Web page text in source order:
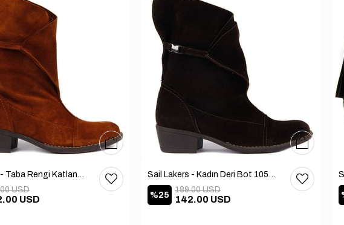
Sail Lakers - Taba Rengi Katlanabilir Kadın Deri Bot 105-2910-VENUS
USD
USD
363738
Sail Lakers - Kadın Deri Bot 105-2910-VENUS
%25 142.00 USD
189.00 USD
363738